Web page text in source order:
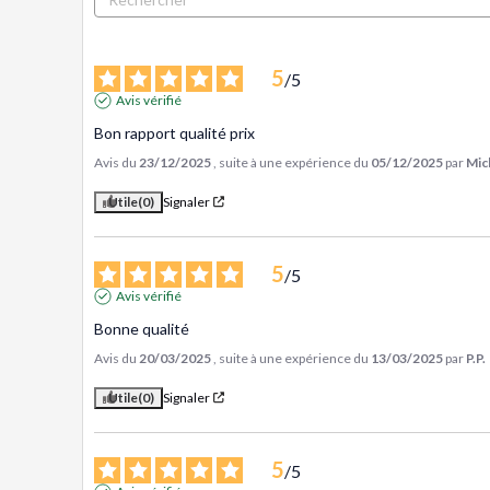
5/5
Avis vérifié
Bon rapport qualité prix
Avis du 23/12/2025 , suite à une expérience du 05/12/2025 par
Utile(0) Signaler
5/5
Avis vérifié
Bonne qualité
Avis du 20/03/2025 , suite à une expérience du 13/03/2025 par P.P.
Utile(0) Signaler
5/5